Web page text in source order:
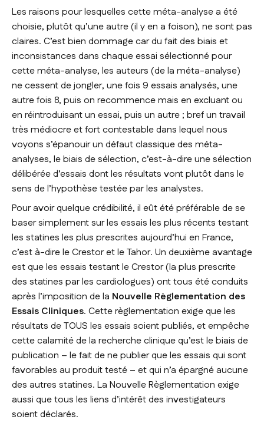
Les raisons pour lesquelles cette méta-analyse a été
choisie, plutôt qu’une autre (il y en a foison), ne sont pas
claires. C’est bien dommage car du fait des biais et
inconsistances dans chaque essai sélectionné pour
cette méta-analyse, les auteurs (de la méta-analyse)
ne cessent de jongler, une fois 9 essais analysés, une
autre fois 8, puis on recommence mais en excluant ou
en réintroduisant un essai, puis un autre ; bref un travail
très médiocre et fort contestable dans lequel nous
voyons s’épanouir un défaut classique des méta-
analyses, le biais de sélection, c’est-à-dire une sélection
délibérée d’essais dont les résultats vont plutôt dans le
sens de l’hypothèse testée par les analystes.
Pour avoir quelque crédibilité, il eût été préférable de se
baser simplement sur les essais les plus récents testant
les statines les plus prescrites aujourd’hui en France,
c’est à-dire le Crestor et le Tahor. Un deuxième avantage
est que les essais testant le Crestor (la plus prescrite
des statines par les cardiologues) ont tous été conduits
après l’imposition de la Nouvelle Règlementation des
Essais Cliniques. Cette règlementation exige que les
résultats de TOUS les essais soient publiés, et empêche
cette calamité de la recherche clinique qu’est le biais de
publication – le fait de ne publier que les essais qui sont
favorables au produit testé – et qui n’a épargné aucune
des autres statines. La Nouvelle Règlementation exige
aussi que tous les liens d’intérêt des investigateurs
soient déclarés.